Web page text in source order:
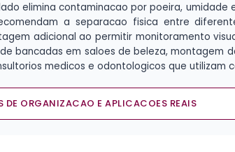
elimina contaminacao por poeira, umidade
a separacao fisica entre
adicional ao permitir monitoramento
bancadas em saloes de beleza, montagem
medicos e odontologicos que utilizam
ORGANIZACAO E APLICACOES REAIS